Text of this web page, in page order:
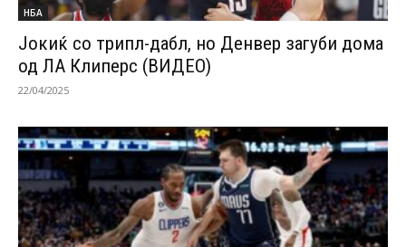
НБА
Јокиќ со трипл-дабл, но Денвер загуби дома
од ЛА Клиперс (ВИДЕО)
22/04/2025